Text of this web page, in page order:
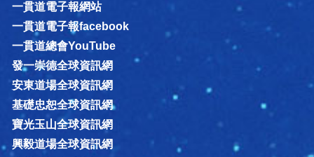
一貫道電子報網站
一貫道電子報facebook
一貫道總會YouTube
發一崇德全球資訊網
安東道場全球資訊網
基礎忠恕全球資訊網
寶光玉山全球資訊網
興毅道場全球資訊網